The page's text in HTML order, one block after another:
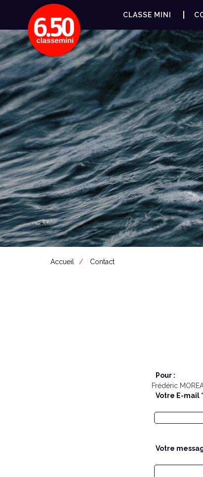
CLASSE MINI
Accueil Contact
Pour :
Frédéric
Votre E-mail
Votre